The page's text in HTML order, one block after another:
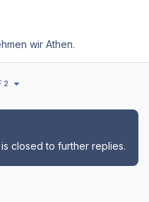
wir Athen.
2
closed to further replies.